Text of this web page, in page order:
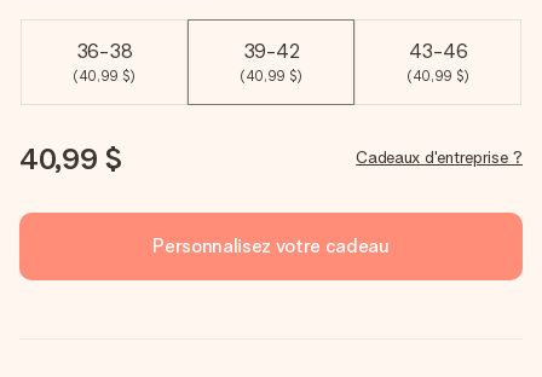
36-38
(40,99 $)
39-42
(40,99 $)
43-46
(40,99 $)
40,99 $ Cadeaux d'entreprise ?
Personnalisez votre cadeau